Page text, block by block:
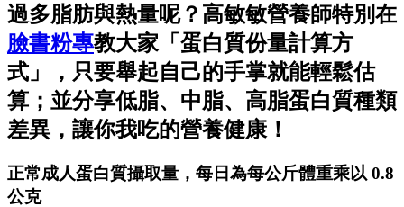
過多脂肪與熱量呢？高敏敏營養師特別在
臉書粉專教大家「蛋白質份量計算方
式」，只要舉起自己的手掌就能輕鬆估
算；並分享低脂、中脂、高脂蛋白質種類
差異，讓你我吃的營養健康！
正常成人蛋白質攝取量，每日為每公斤體重乘以 0.8
公克